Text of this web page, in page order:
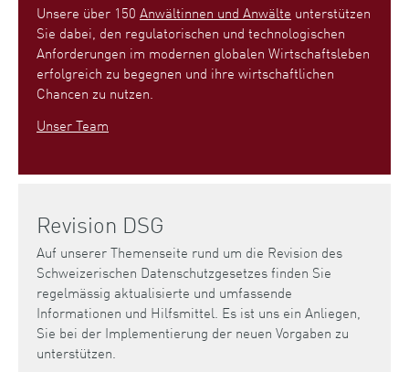
Unsere über 150 Anwältinnen und Anwälte unterstützen
Sie dabei, den regulatorischen und technologischen
Anforderungen im modernen globalen Wirtschaftsleben
erfolgreich zu begegnen und ihre wirtschaftlichen
Chancen zu nutzen.
Unser Team
Revision DSG
Auf unserer Themenseite rund um die Revision des
Schweizerischen Datenschutzgesetzes finden Sie
regelmässig aktualisierte und umfassende
Informationen und Hilfsmittel. Es ist uns ein Anliegen,
Sie bei der Implementierung der neuen Vorgaben zu
unterstützen.